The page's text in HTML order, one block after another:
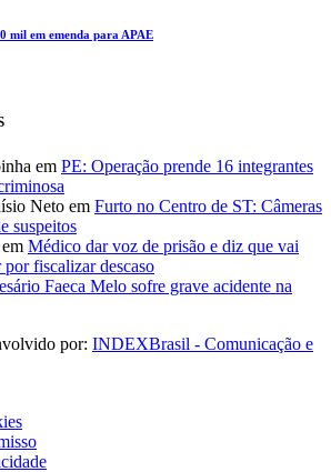
mil em emenda para APAE
em PE: Operação prende 16 integrantes
Neto em Furto no Centro de ST: Câmeras
suspeitos
em Médico dar voz de prisão e diz que vai
fiscalizar descaso
Faeca Melo sofre grave acidente na
por: INDEXBrasil - Comunicação e